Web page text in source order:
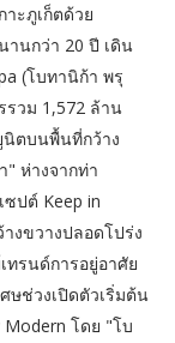
ะภูเก็ตด้วย
นกว่า 20 ปี เดิน
(โบทานิก้า พรุ
รวม 1,572 ล้าน
ตบนพื้นที่กว้าง
" ห่างจากท่า
ปต์ Keep in
งขวางปลอดโปร่ง
ทรนด์การอยู่อาศัย
ษช่วงเปิดตัวเริ่มต้น
โดย "โบ